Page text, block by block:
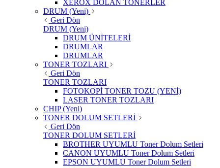
XEROX DOLAN TONERLER
DRUM (Yeni)
Geri Dön
DRUM (Yeni)
DRUM ÜNİTELERİ
DRUMLAR
DRUMLAR
TONER TOZLARI
Geri Dön
TONER TOZLARI
FOTOKOPİ TONER TOZU (YENİ)
LASER TONER TOZLARI
CHIP (Yeni)
TONER DOLUM SETLERİ
Geri Dön
TONER DOLUM SETLERİ
BROTHER UYUMLU Toner Dolum Setleri
CANON UYUMLU Toner Dolum Setleri
EPSON UYUMLU Toner Dolum Setleri